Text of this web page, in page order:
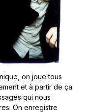
on joue tous
et à partir de ça
qui nous
On enregistre